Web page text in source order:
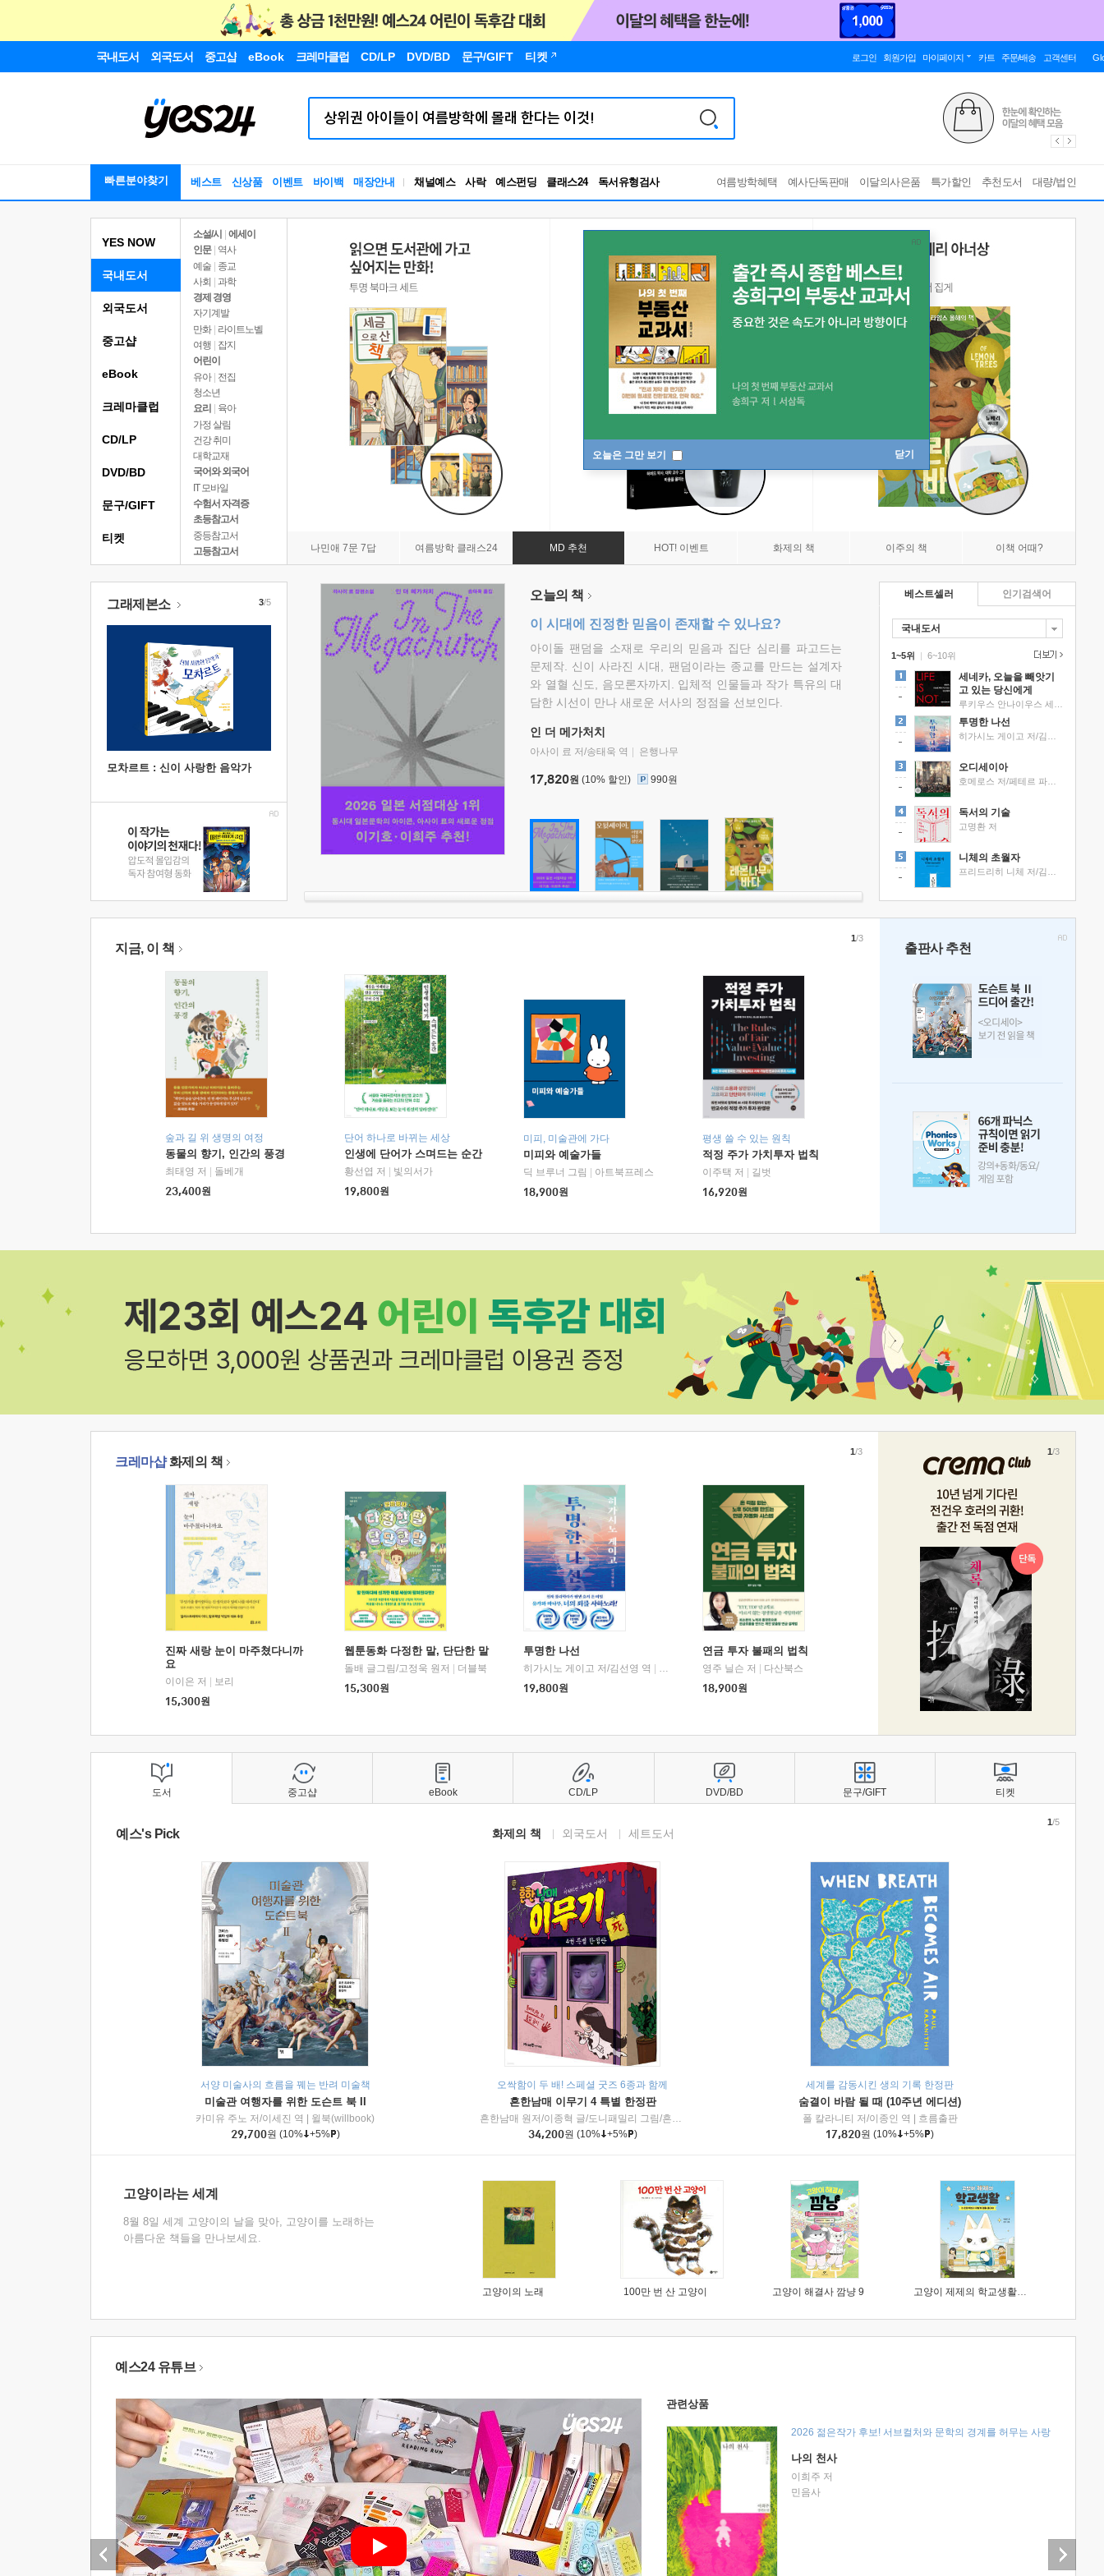
국내도서 외국도서 중고샵 eBook 크레마클럽 CD/LP DVD/BD 문구/GIFT 티켓 로그인 회원가입 마이페이지 카트 주문/배송 고객센터
빠른분야찾기 베스트 신상품 이벤트 바이백 매장안내 채널예스 사락 예스펀딩 클래스24
독서유형검사
RBTI Lab
여름방학혜택 예사단독판매 이달의사은품 특가할인 추천도서 대량/법인
오늘은 그만 보기 닫기
YES NOW
국내도서
소설/시
에세이
인문
역사
예술 | 종교
사회 | 과학
경제 경영
자기계발
만화 | 라이트노벨
여행
잡지
어린이
유아 | 전집
청소년
요리
육아
가정 살림
건강 취미
대학교재
국어와 외국어
IT 모바일
수험서 자격증
초등참고서
중등참고서
고등참고서
나민애 7문 7답 여름방학 클래스24 MD 추천 HOT! 이벤트 화제의 책 이주의 책 이책 어때?
외국도서
중고샵
eBook
크레마클럽
CD/LP
DVD/BD
문구/GIFT
티켓
그래제본소
모차르트 : 신이 사랑한 음악가
3/5 오늘의 책
이 시대에 진정한 믿음이 존재할 수 있나요?
아이돌 팬덤을 소재로 우리의 믿음과 집단 심리를 파고드는
문제작. 신이 사라진 시대, 팬덤이라는 종교를 만드는 설계자
와 열혈 신도, 음모론자까지. 입체적 인물들과 작가 특유의 대
담한 시선이 만나 새로운 서사의 정점을 선보인다.
인 더 메가처치
아사이 료 저/송태욱 역 은행나무
17,820원 (10% 할인) 990원
베스트셀러
국내도서
1~5위 |
세네카, 오늘을 빼앗기
고 있는 당신에게
투명한 나선
오디세이아
독서의 기술
고명환 저
니체의 초월자
6~10위
인기검색어
지금, 이 책
숲과 길 위 생명의 여정
동물의 향기, 인간의 풍경
최태영 저
돌베개
23,400원
단어 하나로 바뀌는 세상
인생에 단어가 스며드는 순간
황선엽 저
빛의서가
19,800원
미피, 미술관에 가다
미피와 예술가들
딕 브루너 그림
아트북프레스
18,900원
평생 쓸 수 있는 원칙
적정 주가 가치투자 법칙
이주택 저
길벗
16,920원
1/3
출판사 추천
크레마샵화제의 책
진짜 새랑 눈이 마주쳤다니까
요
이이은 저
보리
15,300원
웹툰동화 다정한 말, 단단한 말
돌배 글그림/고정욱 원저
더블북
15,300원
투명한 나선
히가시노 게이고 저/김선영 역
북다
19,800원
연금 투자 불패의 법칙
영주 닐슨 저
다산북스
18,900원
1/3 1/3
도서
예스's Pick 화제의 책 외국도서 세트도서
서양 미술사의 흐름을 꿰는 반려 미술책
미술관 여행자를 위한 도슨트 북 II
카미유 주노 저/이세진 역
윌북(willbook)
29,700원 (10% +5% )
오싹함이 두 배! 스페셜 굿즈 6종과 함께
흔한남매 이무기 4 특별 한정판
흔한남매 원저/이종혁 글/도니패밀리 그림/흔한컴퍼니 감수
미래엔아이세움
34,200원 (10% +5% )
세계를 감동시킨 생의 기록 한정판
숨결이 바람 될 때 (10주년 에디션)
폴 칼라니티 저/이종인 역
흐름출판
17,820원 (10% +5% )
1/5
고양이라는 세계
8월 8일 세계 고양이의 날을 맞아, 고양이를 노래하는
아름다운 책들을 만나보세요.
고양이의 노래 100만 번 산 고양이 고양이 해결사 깜냥 9 고양이 제제의 학교생활 1 : 초등학생이 이렇게 힘들 줄이야
중고샵 eBook CD/LP DVD/BD 문구/GIFT 티켓
예스24 유튜브
관련상품
2026 젊은작가 후보! 서브컬처와 문학의 경계를 허무는 사랑
나의 천사
이희주 저
민음사